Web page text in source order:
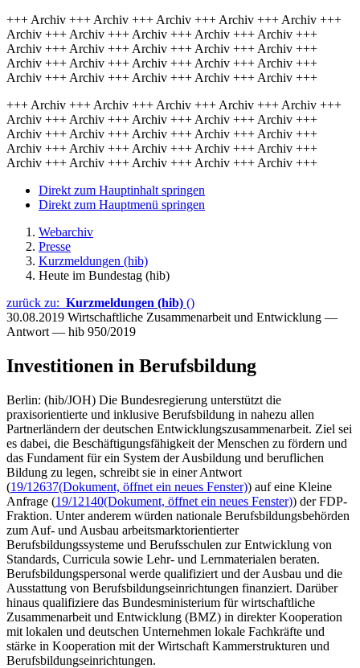
+++ Archiv +++ Archiv +++ Archiv +++ Archiv +++ Archiv +++
Archiv +++ Archiv +++ Archiv +++ Archiv +++ Archiv +++
Archiv +++ Archiv +++ Archiv +++ Archiv +++ Archiv +++
Archiv +++ Archiv +++ Archiv +++ Archiv +++ Archiv +++
Archiv +++ Archiv +++ Archiv +++ Archiv +++ Archiv +++
+++ Archiv +++ Archiv +++ Archiv +++ Archiv +++ Archiv +++
Archiv +++ Archiv +++ Archiv +++ Archiv +++ Archiv +++
Archiv +++ Archiv +++ Archiv +++ Archiv +++ Archiv +++
Archiv +++ Archiv +++ Archiv +++ Archiv +++ Archiv +++
Archiv +++ Archiv +++ Archiv +++ Archiv +++ Archiv +++
Direkt zum Hauptinhalt springen
Direkt zum Hauptmenü springen
Webarchiv
Presse
Kurzmeldungen (hib)
Heute im Bundestag (hib)
zurück zu: Kurzmeldungen (hib) ()
30.08.2019 Wirtschaftliche Zusammenarbeit und Entwicklung —
Antwort — hib 950/2019
Investitionen in Berufsbildung
Berlin: (hib/JOH) Die Bundesregierung unterstützt die
praxisorientierte und inklusive Berufsbildung in nahezu allen
Partnerländern der deutschen Entwicklungszusammenarbeit. Ziel sei
es dabei, die Beschäftigungsfähigkeit der Menschen zu fördern und
das Fundament für ein System der Ausbildung und beruflichen
Bildung zu legen, schreibt sie in einer Antwort
(19/12637(Dokument, öffnet ein neues Fenster)) auf eine Kleine
Anfrage (19/12140(Dokument, öffnet ein neues Fenster)) der FDP-
Fraktion. Unter anderem würden nationale Berufsbildungsbehörden
zum Auf- und Ausbau arbeitsmarktorientierter
Berufsbildungssysteme und Berufsschulen zur Entwicklung von
Standards, Curricula sowie Lehr- und Lernmaterialen beraten.
Berufsbildungspersonal werde qualifiziert und der Ausbau und die
Ausstattung von Berufsbildungseinrichtungen finanziert. Darüber
hinaus qualifiziere das Bundesministerium für wirtschaftliche
Zusammenarbeit und Entwicklung (BMZ) in direkter Kooperation
mit lokalen und deutschen Unternehmen lokale Fachkräfte und
stärke in Kooperation mit der Wirtschaft Kammerstrukturen und
Berufsbildungseinrichtungen.